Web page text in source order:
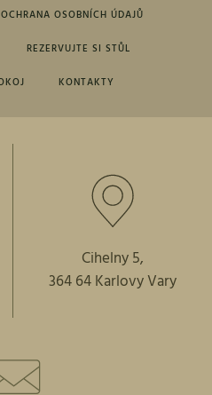
OCHRANA OSOBNÍCH ÚDAJŮ
REZERVUJTE SI STŮL
KONTAKTY
Cihelny 5,
364 64 Karlovy Vary